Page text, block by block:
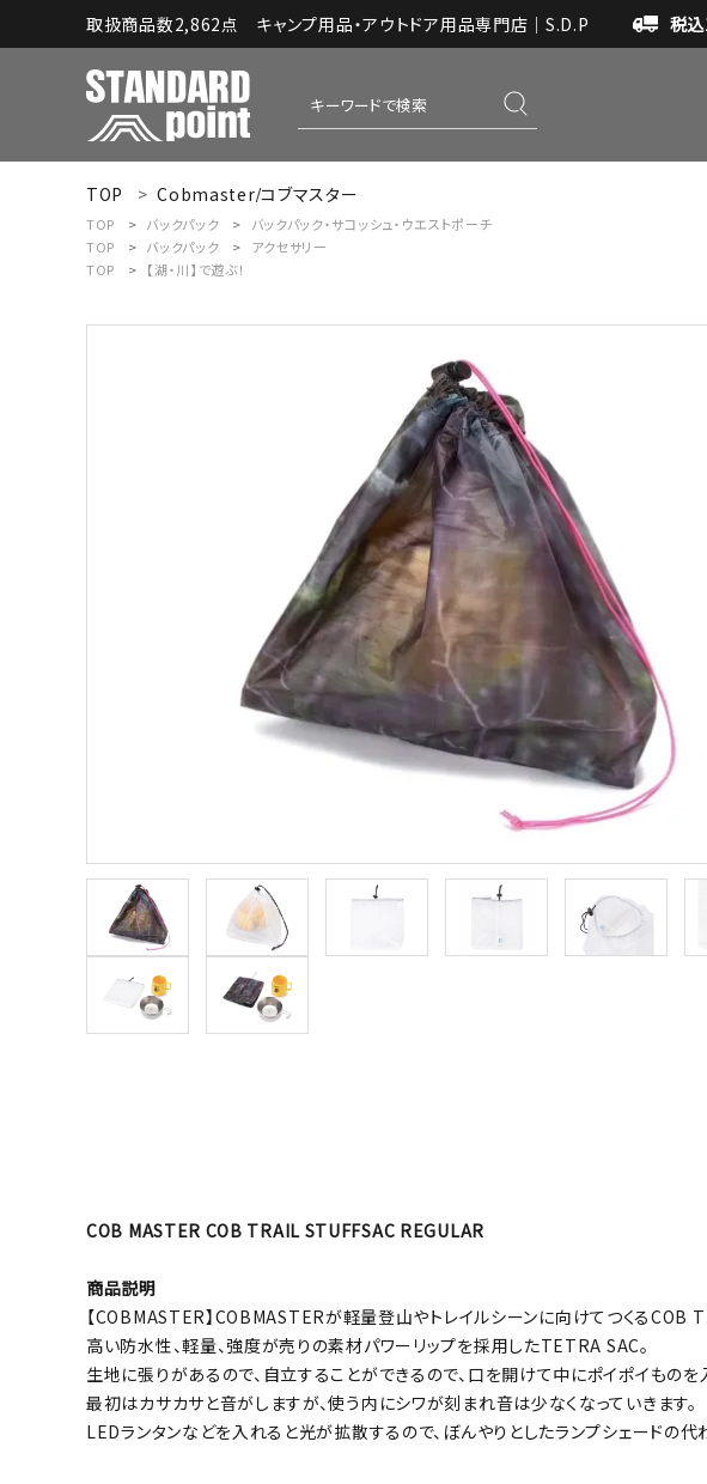
取扱商品数2,862点 キャンプ用品・アウトドア用品専門店｜S.D.P 税
ようこそ ゲスト 様
TOP Cobmaster/コブマスター
TOP バックパック
バックパック・サコッシュ・ウエストポーチ
TOP
バックパック
アクセサリー
TOP
【湖・川】で遊ぶ！
COB MASTER COB TRAIL STUFFSAC REGULAR
商品説明
【COBMASTER】COBMASTERが軽量登山やトレイルシーンに向けてつくるCOB
高い防水性、軽量、強度が売りの素材パワーリップを採用したTETRA SAC。
生地に張りがあるので、自立することができるので、口を開けて中にポイポイものを
最初はカサカサと音がしますが、使う内にシワが刻まれ音は少なくなっていきます。
LEDランタンなどを入れると光が拡散するので、ぼんやりとしたランプシェードの代